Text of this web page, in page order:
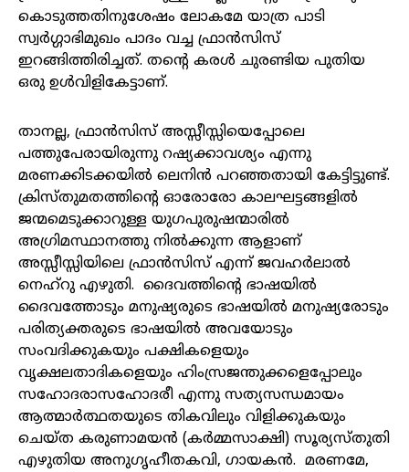
കൊടുത്തതിനുശേഷം ലോകമേ യാത്ര പാടി
സ്വർഗ്ഗാഭിമുഖം പാദം വച്ച ഫ്രാൻസിസ്
ഇറങ്ങിത്തിരിച്ചത്. തന്റെ കരൾ ചുരണ്ടിയ പുതിയ
ഒരു ഉൾവിളികേട്ടാണ്.
താനല്ല, ഫ്രാൻസിസ് അസ്സീസ്സിയെപ്പോലെ
പത്തുപേരായിരുന്നു റഷ്യക്കാവശ്യം എന്നു
മരണക്കിടക്കയിൽ ലെനിൻ പറഞ്ഞതായി കേട്ടിട്ടുണ്ട്.
ക്രിസ്തുമതത്തിന്റെ ഓരോരോ കാലഘട്ടങ്ങളിൽ
ജന്മമെടുക്കാറുള്ള യുഗപുരുഷന്മാരിൽ
അഗ്രിമസ്ഥാനത്തു നിൽക്കുന്ന ആളാണ്
അസ്സീസ്സിയിലെ ഫ്രാൻസിസ് എന്ന് ജവഹർലാൽ
നെഹ്‌റു എഴുതി. ദൈവത്തിന്റെ ഭാഷയിൽ
ദൈവത്തോടും മനുഷ്യരുടെ ഭാഷയിൽ മനുഷ്യരോടും
പരിത്യക്തരുടെ ഭാഷയിൽ അവയോടും
സംവദിക്കുകയും പക്ഷികളെയും
വൃക്ഷലതാദികളെയും ഹിംസ്രജന്തുക്കളെപ്പോലും
സഹോദരാസഹോദരീ എന്നു സത്യസന്ധമായം
ആത്മാർത്ഥതയുടെ തികവിലും വിളിക്കുകയും
ചെയ്ത കരുണാമയൻ (കർമ്മസാക്ഷി) സൂര്യസ്തുതി
എഴുതിയ അനുഗൃഹീതകവി, ഗായകൻ. മരണമേ,